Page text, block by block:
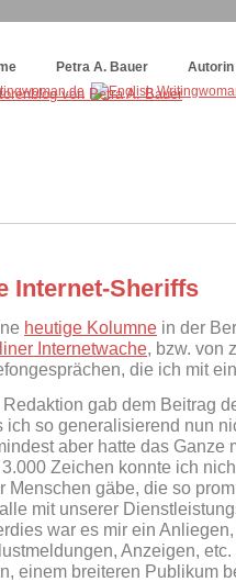
Petra A. Bauer Autorin
Internet-Sheriffs
heutige Kolumne in der
Internetwache, bzw. von
die ich mit
Redaktion gab dem Beitrag
ich so generalisierend nun
aber hatte das Ganze
Zeichen konnte ich
Menschen gäbe, die so
mit unserer
war es mir ein
Anzeigen,
einem breiteren Publikum